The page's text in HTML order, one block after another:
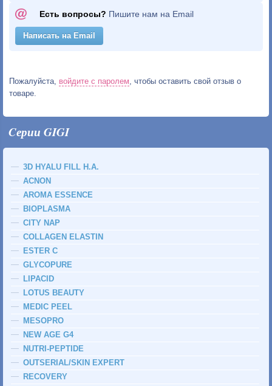
Есть вопросы? Пишите нам на Email
Написать на Email
Пожалуйста, войдите с паролем, чтобы оставить свой отзыв о
товаре.
Cерии GIGI
3D HYALU FILL H.A.
ACNON
AROMA ESSENCE
BIOPLASMA
CITY NAP
COLLAGEN ELASTIN
ESTER C
GLYCOPURE
LIPACID
LOTUS BEAUTY
MEDIC PEEL
MESOPRO
NEW AGE G4
NUTRI-PEPTIDE
OUTSERIAL/SKIN EXPERT
RECOVERY